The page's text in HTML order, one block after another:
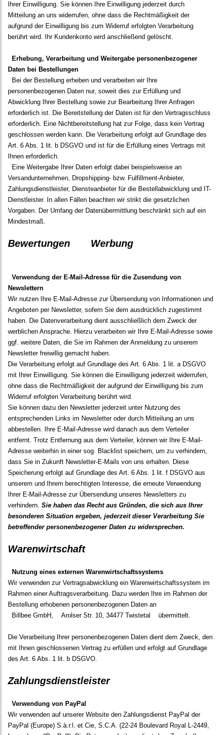
Ihrer Einwilligung. Sie können Ihre Einwilligung jederzeit durch
Mitteilung an uns widerrufen, ohne dass die Rechtmäßigkeit der
aufgrund der Einwilligung bis zum Widerruf erfolgten Verarbeitung
berührt wird. Ihr Kundenkonto wird anschließend gelöscht.
Erhebung, Verarbeitung und Weitergabe personenbezogener
Daten bei Bestellungen
Bei der Bestellung erheben und verarbeiten wir Ihre
personenbezogenen Daten nur, soweit dies zur Erfüllung und
Abwicklung Ihrer Bestellung sowie zur Bearbeitung Ihrer Anfragen
erforderlich ist. Die Bereitstellung der Daten ist für den Vertragsschluss
erforderlich. Eine Nichtbereitstellung hat zur Folge, dass kein Vertrag
geschlossen werden kann. Die Verarbeitung erfolgt auf Grundlage des
Art. 6 Abs. 1 lit. b DSGVO und ist für die Erfüllung eines Vertrags mit
Ihnen erforderlich.
Eine Weitergabe Ihrer Daten erfolgt dabei beispielsweise an
Versandunternehmen, Dropshipping- bzw. Fulfillment-Anbieter,
Zahlungsdienstleister, Diensteanbieter für die Bestellabwicklung und IT-
Dienstleister. In allen Fällen beachten wir strikt die gesetzlichen
Vorgaben. Der Umfang der Datenübermittlung beschränkt sich auf ein
Mindestmaß.
Bewertungen Werbung
Verwendung der E-Mail-Adresse für die Zusendung von
Newslettern
Wir nutzen Ihre E-Mail-Adresse zur Übersendung von Informationen und
Angeboten per Newsletter, sofern Sie dem ausdrücklich zugestimmt
haben. Die Datenverarbeitung dient ausschließlich dem Zweck der
werblichen Ansprache. Hierzu verarbeiten wir Ihre E-Mail-Adresse sowie
ggf. weitere Daten, die Sie im Rahmen der Anmeldung zu unserem
Newsletter freiwillig gemacht haben.
Die Verarbeitung erfolgt auf Grundlage des Art. 6 Abs. 1 lit. a DSGVO
mit Ihrer Einwilligung. Sie können die Einwilligung jederzeit widerrufen,
ohne dass die Rechtmäßigkeit der aufgrund der Einwilligung bis zum
Widerruf erfolgten Verarbeitung berührt wird.
Sie können dazu den Newsletter jederzeit unter Nutzung des
entsprechenden Links im Newsletter oder durch Mitteilung an uns
abbestellen. Ihre E-Mail-Adresse wird danach aus dem Verteiler
entfernt. Trotz Entfernung aus dem Verteiler, können wir Ihre E-Mail-
Adresse weiterhin in einer sog. Blacklist speichern, um zu verhindern,
dass Sie in Zukunft Newsletter-E-Mails von uns erhalten. Diese
Speicherung erfolgt auf Grundlage des Art. 6 Abs. 1 lit. f DSGVO aus
unserem und Ihrem berechtigten Interesse, die erneute Verwendung
Ihrer E-Mail-Adresse zur Übersendung unseres Newsletters zu
verhindern. Sie haben das Recht aus Gründen, die sich aus Ihrer
besonderen Situation ergeben, jederzeit dieser Verarbeitung Sie
betreffender personenbezogener Daten zu widersprechen.
Warenwirtschaft
Nutzung eines externen Warenwirtschaftssystems
Wir verwenden zur Vertragsabwicklung ein Warenwirtschaftssystem im
Rahmen einer Auftragsverarbeitung. Dazu werden Ihre im Rahmen der
Bestellung erhobenen personenbezogenen Daten an
Billbee GmbH,
Arolser Str. 10, 34477 Twistetal übermittelt.
Die Verarbeitung Ihrer personenbezogenen Daten dient dem Zweck, den
mit Ihnen geschlossenen Vertrag zu erfüllen und erfolgt auf Grundlage
des Art. 6 Abs. 1 lit. b DSGVO.
Zahlungsdienstleister
Verwendung von PayPal
Wir verwenden auf unserer Website den Zahlungsdienst PayPal der
PayPal (Europe) S.à.r.l. et Cie, S.C.A. (22-24 Boulevard Royal L-2449,